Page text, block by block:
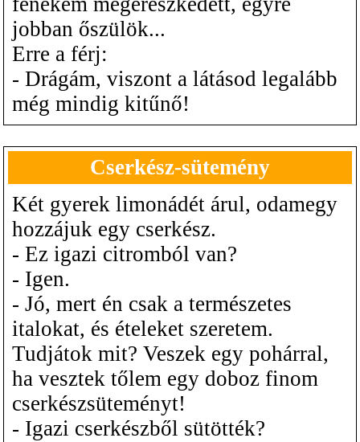
jobban őszülök...
Erre a férj:
- Drágám, viszont a látásod legalább
még mindig kitűnő!
Cserkész-sütemény
Két gyerek limonádét árul, odamegy
hozzájuk egy cserkész.
- Ez igazi citromból van?
- Igen.
- Jó, mert én csak a természetes
italokat, és ételeket szeretem.
Tudjátok mit? Veszek egy pohárral,
ha vesztek tőlem egy doboz finom
cserkészsüteményt!
- Igazi cserkészből sütötték?